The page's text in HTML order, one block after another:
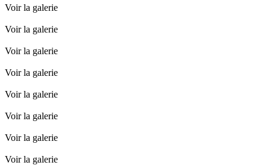
Voir la galerie
Voir la galerie
Voir la galerie
Voir la galerie
Voir la galerie
Voir la galerie
Voir la galerie
Voir la galerie